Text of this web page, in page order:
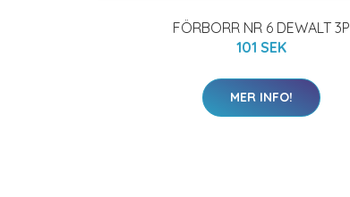
FÖRBORR NR 6 DEWALT 3P
101 SEK
MER INFO!